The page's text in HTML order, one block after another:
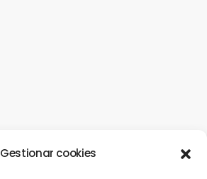
Gestionar cookies